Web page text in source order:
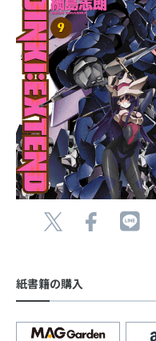
紙書籍の購入